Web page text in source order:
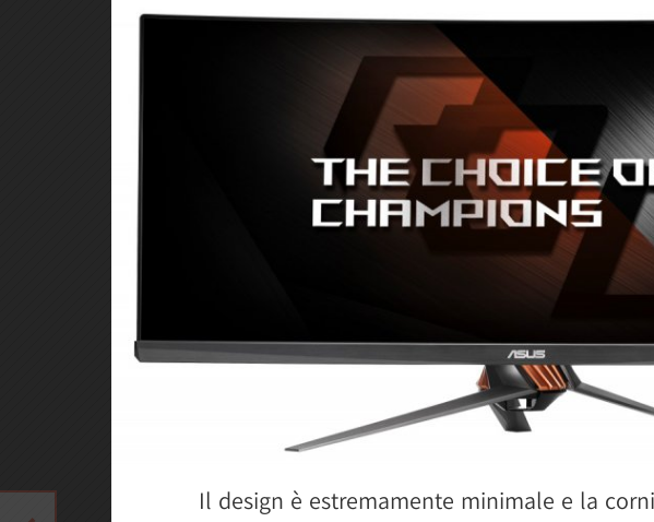
Il design è estremamente minimale e la